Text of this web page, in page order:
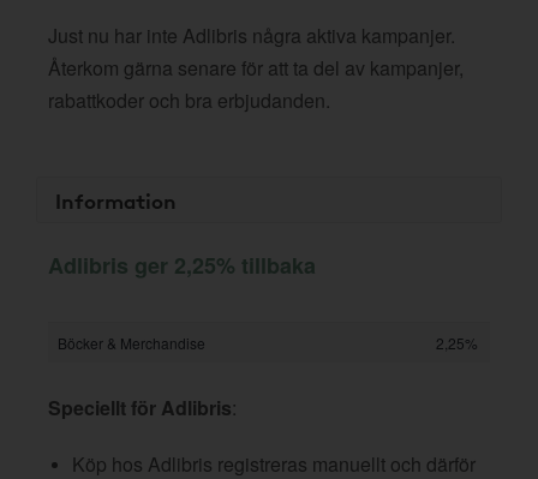
Just nu har inte Adlibris några aktiva kampanjer.
Återkom gärna senare för att ta del av kampanjer,
rabattkoder och bra erbjudanden.
Information
Adlibris ger 2,25% tillbaka
Böcker & Merchandise 2,25%
Speciellt för Adlibris:
Köp hos Adlibris registreras manuellt och därför